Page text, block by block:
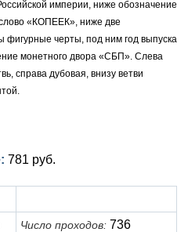
империи, ниже обозначение
«КОПЕЕК», ниже две
черты, под ним год выпуска
монетного двора «СБП». Слева
справа дубовая, внизу ветви
781 руб.
Число проходов: 736